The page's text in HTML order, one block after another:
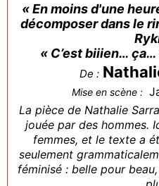
« En moins d'une
décomposer dans le
« C’est biiien…
De :
Mise en scène :
La pièce de Nathalie Sarraute,
jouée par des hommes.
femmes, et le texte a
seulement
féminisé : belle pour